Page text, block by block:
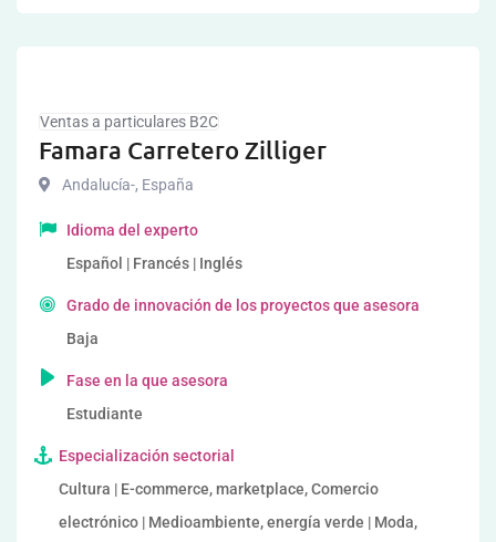
Ventas a particulares B2C
Famara Carretero Zilliger
Andalucía-, España
Idioma del experto
Español | Francés | Inglés
Grado de innovación de los proyectos que asesora
Baja
Fase en la que asesora
Estudiante
Especialización sectorial
Cultura | E-commerce, marketplace, Comercio
electrónico | Medioambiente, energía verde | Moda,